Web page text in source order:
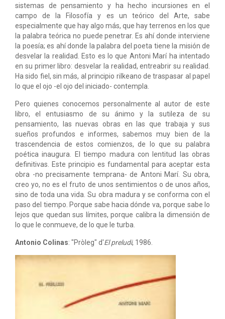
sistemas de pensamiento y ha hecho incursiones en el
campo de la Filosofía y es un teórico del Arte, sabe
especialmente que hay algo más, que hay terrenos en los que
la palabra teórica no puede penetrar. Es ahí donde interviene
la poesía; es ahí donde la palabra del poeta tiene la misión de
desvelar la realidad. Esto es lo que Antoni Marí ha intentado
en su primer libro: desvelar la realidad, entreabrir su realidad.
Ha sido fiel, sin más, al principio rilkeano de traspasar al papel
lo que el ojo -el ojo del iniciado- contempla.
Pero quienes conocemos personalmente al autor de este
libro, el entusiasmo de su ánimo y la sutileza de su
pensamiento, las nuevas obras en las que trabaja y sus
sueños profundos e informes, sabemos muy bien de la
trascendencia de estos comienzos, de lo que su palabra
poética inaugura. El tiempo madura con lentitud las obras
definitivas. Este principio es fundamental para aceptar esta
obra -no precisamente temprana- de Antoni Marí. Su obra,
creo yo, no es el fruto de unos sentimientos o de unos años,
sino de toda una vida. Su obra madura y se conforma con el
paso del tiempo. Porque sabe hacia dónde va, porque sabe lo
lejos que quedan sus límites, porque calibra la dimensión de
lo que le conmueve, de lo que le turba.
Antonio Colinas: "Pròleg" d'El preludi, 1986.